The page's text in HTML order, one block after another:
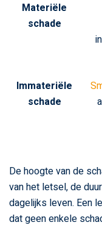
Materiële
schade
Immateriële
schade
De hoogte van de
van het letsel, de
dagelijks leven. Een
dat geen enkele